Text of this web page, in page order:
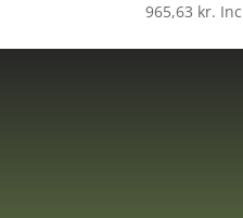
965,63 kr.